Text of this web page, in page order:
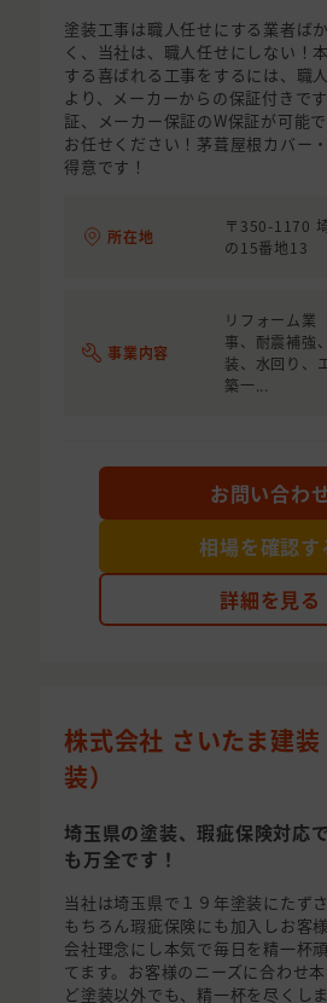
塗装工事は職人任せにする業者ば
く、当社は、職人任せにしない！
する喜ばれる工事をするには、職
より、メーカーからの保証付きで
証、メーカー保証のW保証が可能
お任せください！茅葺屋根カバー
得意です！
所在地
〒350-1170
の15番地13
事業内容
リフォーム業
事、耐震補強
装、水回り、
築一...
詳細を見る
お問い合わ
相場を確認す
株式会社 さいたま建
装）
埼玉県の塗装、瑕疵保険対応
も万全です！
当社は埼玉県で１９年塗装にたず
もちろん瑕疵保険にも加入しお客
会社理念にし本気で毎日を精一杯
てます。お客様のニーズに合わせ
ど塗装以外でも、精一杯を尽くし